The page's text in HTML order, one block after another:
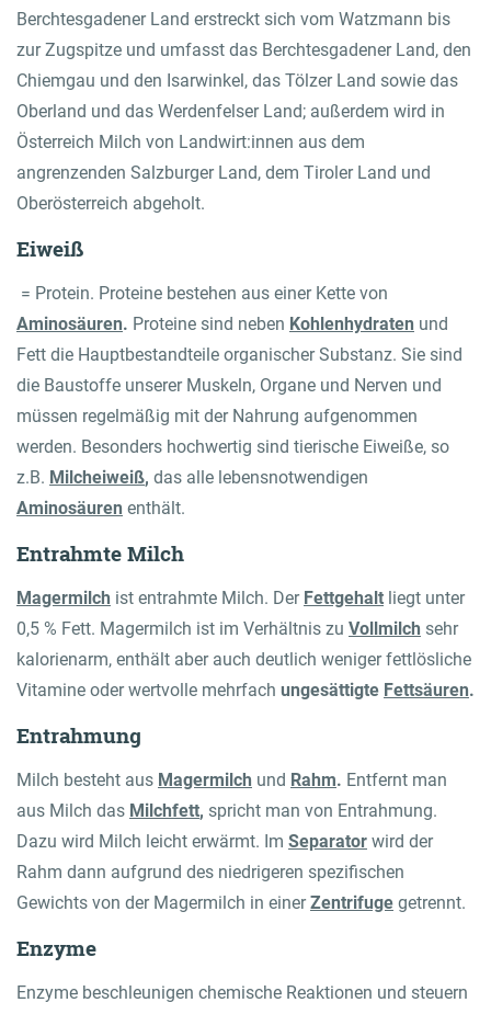
Berchtesgadener Land erstreckt sich vom Watzmann bis
zur Zugspitze und umfasst das Berchtesgadener Land, den
Chiemgau und den Isarwinkel, das Tölzer Land sowie das
Oberland und das Werdenfelser Land; außerdem wird in
Österreich Milch von Landwirt:innen aus dem
angrenzenden Salzburger Land, dem Tiroler Land und
Oberösterreich abgeholt.
Eiweiß
= Protein. Proteine bestehen aus einer Kette von
Aminosäuren. Proteine sind neben Kohlenhydraten und
Fett die Hauptbestandteile organischer Substanz. Sie sind
die Baustoffe unserer Muskeln, Organe und Nerven und
müssen regelmäßig mit der Nahrung aufgenommen
werden. Besonders hochwertig sind tierische Eiweiße, so
z.B. Milcheiweiß, das alle lebensnotwendigen
Aminosäuren enthält.
Entrahmte Milch
Magermilch ist entrahmte Milch. Der Fettgehalt liegt unter
0,5 % Fett. Magermilch ist im Verhältnis zu Vollmilch sehr
kalorienarm, enthält aber auch deutlich weniger fettlösliche
Vitamine oder wertvolle mehrfach ungesättigte Fettsäuren.
Entrahmung
Milch besteht aus Magermilch und Rahm. Entfernt man
aus Milch das Milchfett, spricht man von Entrahmung.
Dazu wird Milch leicht erwärmt. Im Separator wird der
Rahm dann aufgrund des niedrigeren spezifischen
Gewichts von der Magermilch in einerZentrifuge getrennt.
Enzyme
Enzyme beschleunigen chemische Reaktionen und steuern